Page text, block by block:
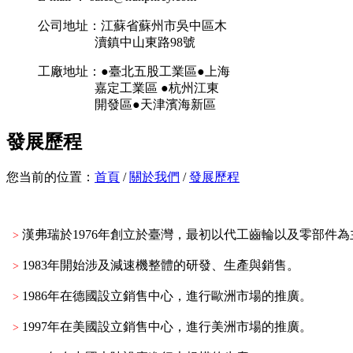
公司地址：江蘇省蘇州市吳中區木
瀆鎮中山東路98號
工廠地址：●臺北五股工業區●上海
嘉定工業區 ●杭州江東
開發區●天津濱海新區
發展歷程
您当前的位置： 首頁 / 關於我們 /發展歷程
> 漢弗瑞於1976年創立於臺灣，最初以代工齒輪以及零部件為
> 1983年開始涉及減速機整體的研發、生產與銷售。
> 1986年在德國設立銷售中心，進行歐洲市場的推廣。
> 1997年在美國設立銷售中心，進行美洲市場的推廣。